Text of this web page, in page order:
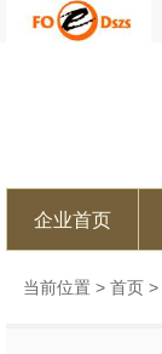
企业首页
当前位置 > 首页 >